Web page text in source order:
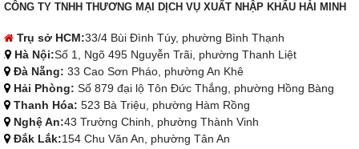
CÔNG TY TNHH THƯƠNG MẠI DỊCH VỤ XUẤT NHẬP KHẨU HẢI MINH
Trụ sở HCM:33/4 Bùi Đình Túy, phường Bình Thạnh
Hà Nội:Số 1, Ngõ 495 Nguyễn Trãi, phường Thanh Liệt
Đà Nẵng: 33 Cao Sơn Pháo, phường An Khê
Hải Phòng: Số 879 đại lộ Tôn Đức Thắng, phường Hồng Bàng
Thanh Hóa: 523 Bà Triệu, phường Hàm Rồng
Nghệ An:43 Trường Chinh, phường Thành Vinh
Đắk Lắk:154 Chu Văn An, phường Tân An